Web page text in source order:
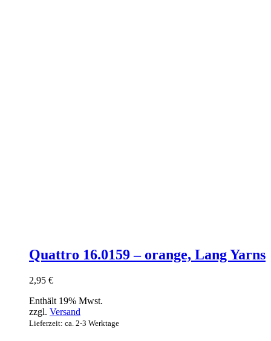
Quattro 16.0159 – orange, Lang Yarns
2,95 €
Enthält 19% Mwst.
zzgl. Versand
Lieferzeit: ca. 2-3 Werktage